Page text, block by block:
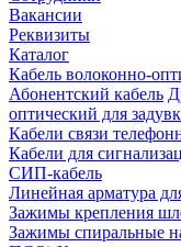
Вакансии
Реквизиты
Каталог
Кабель волоконно-
Абонентский кабель
оптический для
Кабели связи
Кабели для
СИП-кабель
Линейная арматура
Зажимы крепления
Зажимы спиральные